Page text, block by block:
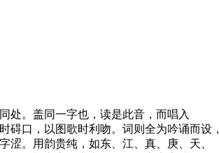
处。盖同一字也，读是此音，而唱入
碍口，以图歌时利吻。词则全为吟诵而设，
涩。用韵贵纯，如东、江、真、庚、天、